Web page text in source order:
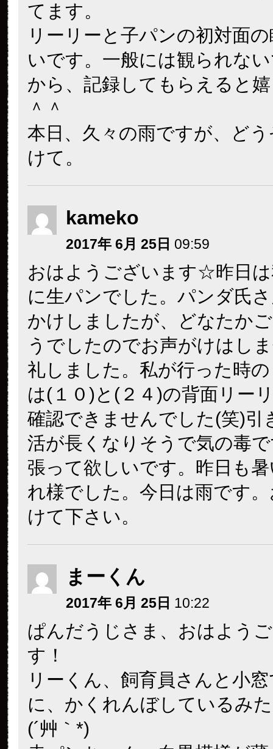
てます。
リーリーと子パンの初対面
いです。一般には観られな
から、記録してもらえると
＾＾
本日、久々の雨ですが、ど
けて。
kameko
2017年 6月 25日 09:59
おはようございます☆昨日
に生パンでした。パンダ氏
かけしましたが、どなたか
うでしたのでお声がけはし
礼しました。私が行った時
は(１０)と(２４)の背面リー
確認できませんでした(笑)引
活が長くなりそうで気の毒
張って欲しいです。昨日も
れ様でした。今日は雨です
けて下さい。
まーくん
2017年 6月 25日 10:22
ぱんだうじさま、おはよう
す！
リーくん、飼育員さんと小
に、かくれんぼしているみ
(´艸｀*)